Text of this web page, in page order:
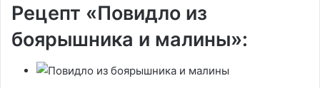
Рецепт «Повидло из
боярышника и малины»: